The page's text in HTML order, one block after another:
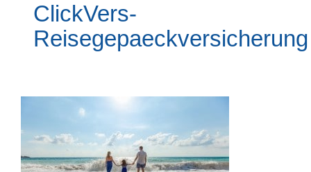
ClickVers-
Reisegepaeckversicherung